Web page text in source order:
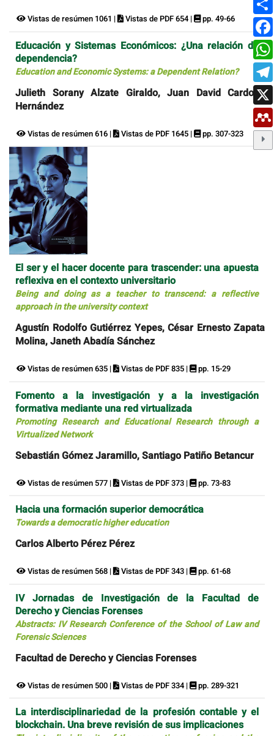
Vistas de resúmen 1061 | Vistas de PDF 654 | pp. 49-66
Educación y Sistemas Económicos: ¿Una relación de
dependencia?
Education and Economic Systems: a Dependent Relation?
Julieth Sorany Alzate Giraldo, Juan David Cardona
Hernández
Vistas de resúmen 616 | Vistas de PDF 1645 | pp. 307-323
El ser y el hacer docente para trascender: una apuesta
reflexiva en el contexto universitario
Being and doing as a teacher to transcend: a reflective
approach in the university context
Agustín Rodolfo Gutiérrez Yepes, César Ernesto Zapata
Molina, Janeth Abadía Sánchez
Vistas de resúmen 635 | Vistas de PDF 835 | pp. 15-29
Fomento a la investigación y a la investigación
formativa mediante una red virtualizada
Promoting Research and Educational Research through a
Virtualized Network
Sebastián Gómez Jaramillo, Santiago Patiño Betancur
Vistas de resúmen 577 | Vistas de PDF 373 | pp. 73-83
Hacia una formación superior democrática
Towards a democratic higher education
Carlos Alberto Pérez Pérez
Vistas de resúmen 568 | Vistas de PDF 343 | pp. 61-68
IV Jornadas de Investigación de la Facultad de
Derecho y Ciencias Forenses
Abstracts: IV Research Conference of the School of Law and
Forensic Sciences
Facultad de Derecho y Ciencias Forenses
Vistas de resúmen 500 | Vistas de PDF 334 | pp. 289-321
La interdisciplinariedad de la profesión contable y el
blockchain. Una breve revisión de sus implicaciones